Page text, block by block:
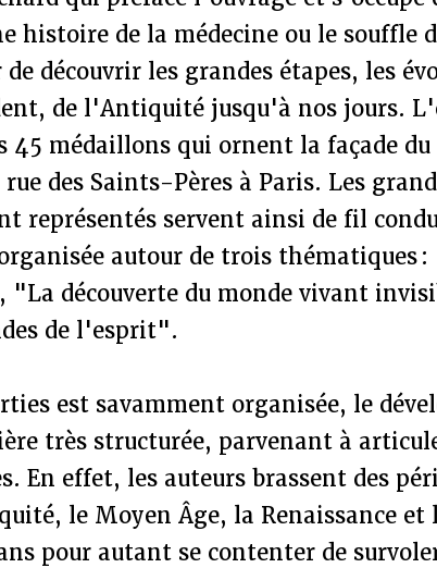
histoire de la médecine ou le souffle
découvrir les grandes étapes, les
de l'Antiquité jusqu'à nos jours.
45 médaillons qui ornent la façade du
des Saints-Pères à Paris. Les
représentés servent ainsi de fil
autour de trois thématiques :
"La découverte du monde vivant
de l'esprit".
est savamment organisée, le
très structurée, parvenant à
En effet, les auteurs brassent des
le Moyen Âge, la Renaissance
pour autant se contenter de